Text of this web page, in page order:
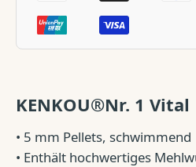
KENKOU®Nr. 1 Vital
• 5 mm Pellets, schwimmend
• Enthält hochwertiges